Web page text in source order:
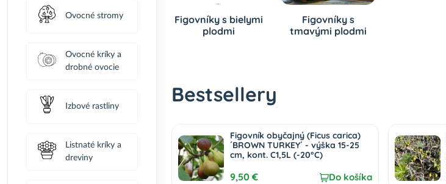
Ovocné stromy
Ovocné kríky a
drobné ovocie
Izbové rastliny
Listnaté kríky a
dreviny
Figovníky s bielymi
plodmi
Figovníky s
tmavými plodmi
Bestsellery
Figovník obyčajný (Ficus carica)
´BROWN TURKEY´ - výška 15-25
cm, kont. C1,5L (-20°C)
9,50 € Do košíka